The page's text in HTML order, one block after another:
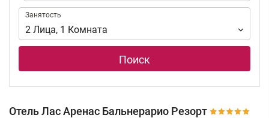
Занятость
Занятость
2 Лица, 1 Комната
Поиск
Отель Лас Аренас Бальнерарио Резорт